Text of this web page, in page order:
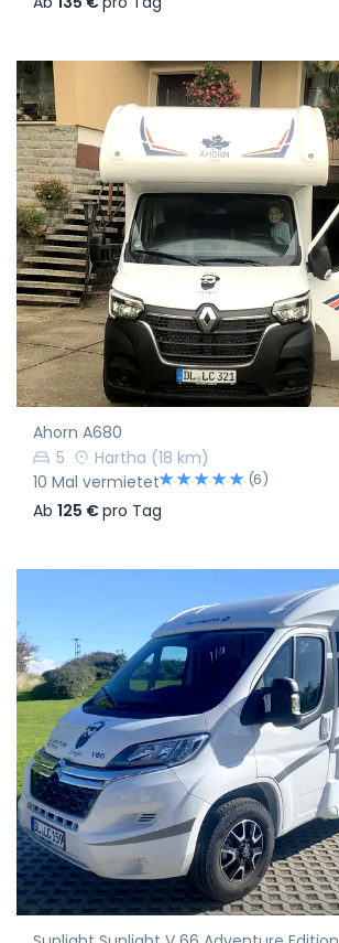
Ahorn A680
5
Hartha (18 km)
10 Mal vermietet
(6)
Ab 125 €pro Tag